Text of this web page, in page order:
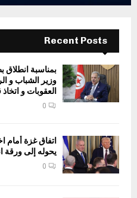
Recent Posts
بمناسبة انطلاق
وزير الشباب و
العقوبات و
0
اتفاق غزة أمام
يحوله إلى ورقة
0